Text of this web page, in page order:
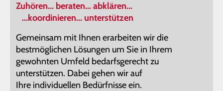
Zuhören... beraten... abklären...
...koordinieren... unterstützen
Gemeinsam mit Ihnen erarbeiten wir die
bestmöglichen Lösungen um Sie in Ihrem
gewohnten Umfeld bedarfsgerecht zu
unterstützen. Dabei gehen wir auf
Ihre individuellen Bedürfnisse ein.